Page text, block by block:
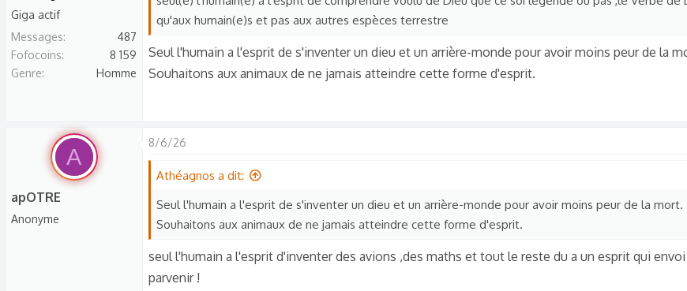
Giga actif
Messages
487
Fofocoins
8 159
Genre
Homme
qu'aux humain(e)s et pas aux autres espèces terrestre
Seul l'humain a l'esprit de s'inventer un dieu et un arrière-monde pour avoir moins peur de la
Souhaitons aux animaux de ne jamais atteindre cette forme d'esprit.
A
apOTRE
Anonyme
8/6/26
Athéagnos a dit:
Seul l'humain a l'esprit de s'inventer un dieu et un arrière-monde pour avoir moins peur de la mort.
Souhaitons aux animaux de ne jamais atteindre cette forme d'esprit.
seul l'humain a l'esprit d'inventer des avions ,des maths et tout le reste du a un esprit qui
parvenir !